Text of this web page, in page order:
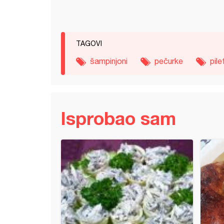
TAGOVI
šampinjoni pečurke
Isprobao sam
pileće rolnice